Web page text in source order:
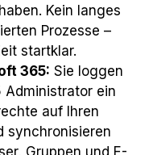
Kein langes
Prozesse –
startklar.
365: Sie loggen
ein
auf Ihren
synchronisieren